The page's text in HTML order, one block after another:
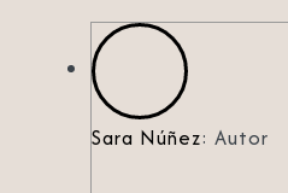
Sara Núñez: Autor